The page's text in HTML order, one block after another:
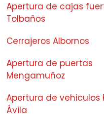
Apertura de cajas
Tolbaños
Cerrajeros Albornos
Apertura de puertas
Mengamuñoz
Apertura de vehiculos
Ávila